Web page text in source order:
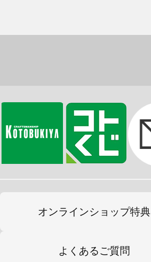
オンラインショップ特典
よくあるご質問